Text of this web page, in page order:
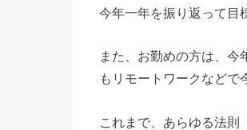
今年一年を振り返って目
また、お勤めの方は、今
もリモートワークなどで
これまで、あらゆる法則